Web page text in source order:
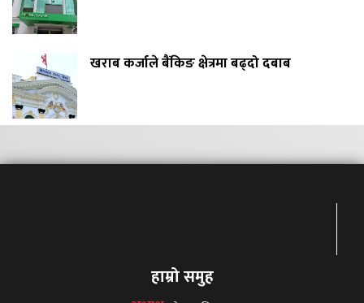
खराब कर्जाले बैंकिङ क्षेत्रमा बढ्दो दबाब
हाम्रो समुह